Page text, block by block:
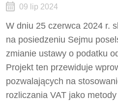
09 lip 2024
W dniu 25 czerwca 2024 r.
na posiedzeniu Sejmu
zmianie ustawy o podatku
Projekt ten przewiduje
pozwalających na
rozliczania VAT jako